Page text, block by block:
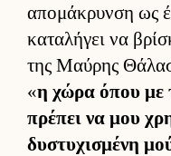
απομάκρυνση ως
καταλήγει να
της Μαύ­ρης
«η χώρα όπου με
πρέπει να μου
δυστυχισμένη